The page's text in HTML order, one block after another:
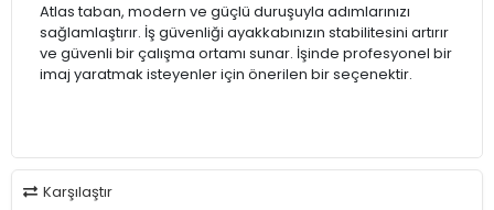
Atlas taban, modern ve güçlü duruşuyla adımlarınızı
sağlamlaştırır. İş güvenliği ayakkabınızın stabilitesini artırır
ve güvenli bir çalışma ortamı sunar. İşinde profesyonel bir
imaj yaratmak isteyenler için önerilen bir seçenektir.
Karşılaştır